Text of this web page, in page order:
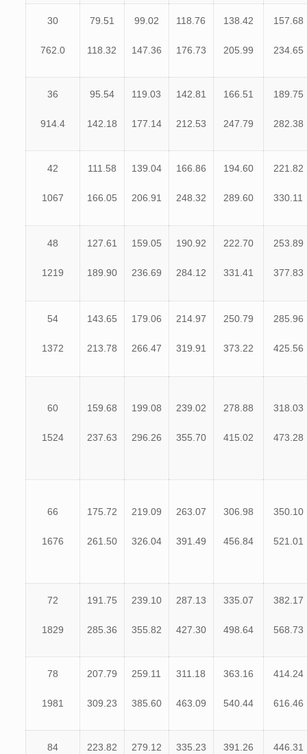
30
762.0
79.51
118.32
99.02
147.36
118.76
176.73
138.42
205.99
157.68
234.65
36
914.4
95.54
142.18
119.03
177.14
142.81
212.53
166.51
247.79
189.75
282.38
42
1067
111.58
166.05
139.04
206.91
166.86
248.32
194.60
289.60
221.82
330.11
48
1219
127.61
189.90
159.05
236.69
190.92
284.12
222.70
331.41
253.89
377.83
54
1372
143.65
213.78
179.06
266.47
214.97
319.91
250.79
373.22
285.96
425.56
60
1524
159.68
237.63
199.08
296.26
239.02
355.70
278.88
415.02
318.03
473.28
66
1676
175.72
261.50
219.09
326.04
263.07
391.49
306.98
456.84
350.10
521.01
72
1829
191.75
285.36
239.10
355.82
287.13
427.30
335.07
498.64
382.17
568.73
78
1981
207.79
309.23
259.11
385.60
311.18
463.09
363.16
540.44
414.24
616.46
84 223.82 279.12 335.23 391.26 446.31